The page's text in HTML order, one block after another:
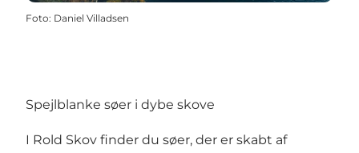
Foto: Daniel Villadsen
Spejlblanke søer i dybe skove
I Rold Skov finder du søer, der er skabt af